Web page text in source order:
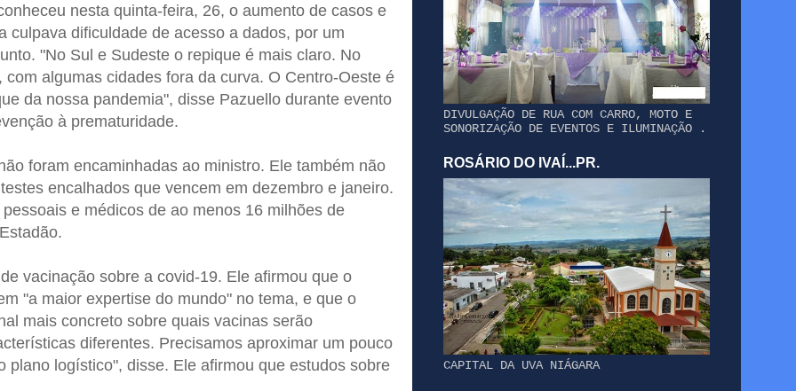
nesta quinta-feira, 26, o aumento de casos e
culpava dificuldade de acesso a dados, por um
"No Sul e Sudeste o repique é mais claro. No
algumas cidades fora da curva. O Centro-Oeste é
da nossa pandemia", disse Pazuello durante evento
à prematuridade.
foram encaminhadas ao ministro. Ele também não
encalhados que vencem em dezembro e janeiro.
e médicos de ao menos 16 milhões de
vacinação sobre a covid-19. Ele afirmou que o
"a maior expertise do mundo" no tema, e que o
mais concreto sobre quais vacinas serão
diferentes. Precisamos aproximar um pouco
plano logístico", disse. Ele afirmou que estudos sobre
DIVULGAÇÃO DE RUA COM CARRO, MOTO E
SONORIZAÇÃO DE EVENTOS E ILUMINAÇÃO .
ROSÁRIO DO IVAÍ...PR.
CAPITAL DA UVA NIÁGARA